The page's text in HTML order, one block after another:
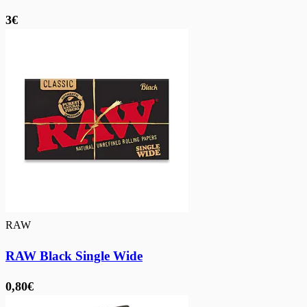
3€
RAW
RAW Black Single Wide
0,80€